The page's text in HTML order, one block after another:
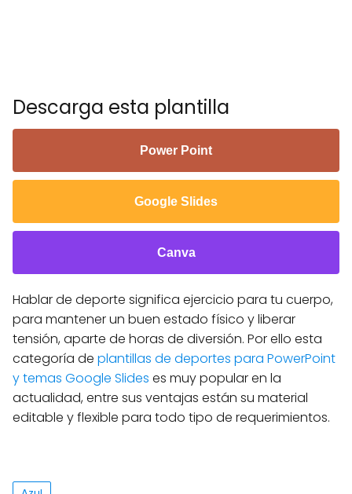
Descarga esta plantilla
Power Point
Google Slides
Canva
Hablar de deporte significa ejercicio para tu cuerpo,
para mantener un buen estado físico y liberar
tensión, aparte de horas de diversión. Por ello esta
categoría de plantillas de deportes para PowerPoint
y temas Google Slides es muy popular en la
actualidad, entre sus ventajas están su material
editable y flexible para todo tipo de requerimientos.